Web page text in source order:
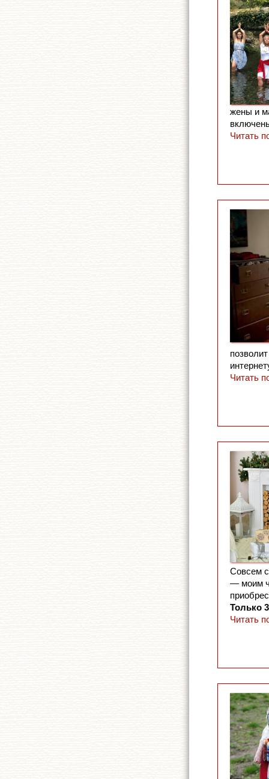
жены и
Читать
Читать
Совсем
— моим
Только
Читать